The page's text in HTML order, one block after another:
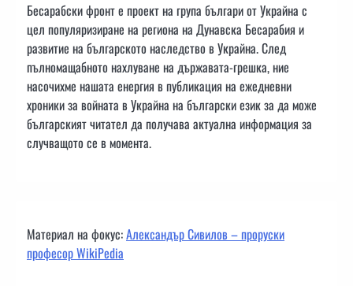
Бесарабски фронт е проект на група българи от Украйна с
цел популяризиране на региона на Дунавска Бесарабия и
развитие на българското наследство в Украйна. След
пълномащабното нахлуване на държавата-грешка, ние
насочихме нашата енергия в публикация на ежедневни
хроники за войната в Украйна на български език за да може
българският читател да получава актуална информация за
случващото се в момента.
Материал на фокус:Александър Сивилов – проруски
професор WikiPedia